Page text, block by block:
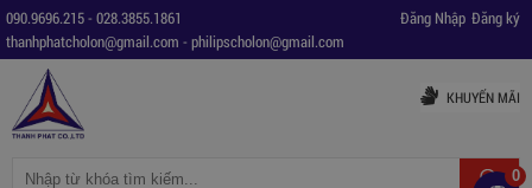
090.9696.215- 028.3855.1861
thanhphatcholon@gmail.com - philipscholon@gmail.com
Đăng ký
Đăng Nhập
KHUYẾN MÃI
0